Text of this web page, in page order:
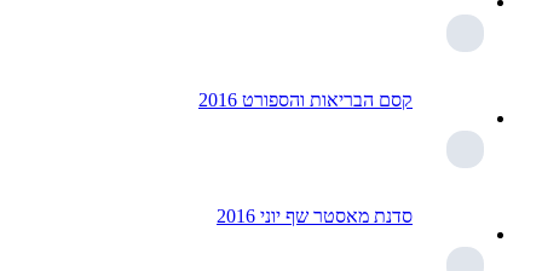
קסם הבריאות והספורט 2016
סדנת מאסטר שף יוני 2016